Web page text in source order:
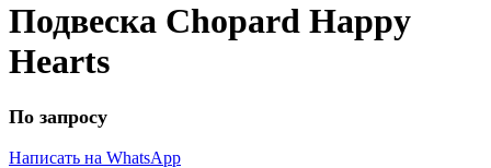
Подвеска Chopard Happy
Hearts
По запросу
Написать на WhatsApp